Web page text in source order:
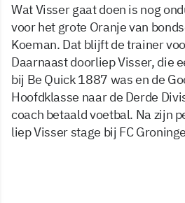
Wat Visser gaat doen is nog
voor het grote Oranje van
Koeman. Dat blijft de trainer
Daarnaast doorliep Visser, die
bij Be Quick 1887 was en de
Hoofdklasse naar de Derde
coach betaald voetbal. Na zijn
liep Visser stage bij FC